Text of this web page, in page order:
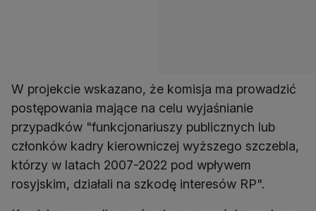
W projekcie wskazano, że komisja ma prowadzić
postępowania mające na celu wyjaśnianie
przypadków "funkcjonariuszy publicznych lub
członków kadry kierowniczej wyższego szczebla,
którzy w latach 2007-2022 pod wpływem
rosyjskim, działali na szkodę interesów RP".